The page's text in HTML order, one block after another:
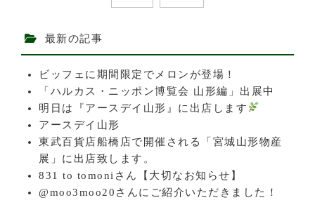
最新の記事
ビッフェに期間限定でメロンが登場！
「ハルカス・ニッポン博覧会 山形編」出展中
明日は『アースデイ山形』に出店します
アースデイ山形
東武百貨店船橋店で開催される「宮城山形物産
展」に出店致します。
831 to tomoniさん【大切なお知らせ】
@moo3moo20さんにご紹介いただきました！